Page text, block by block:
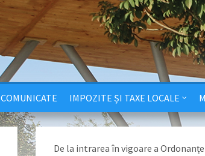
COMUNICATE IMPOZITE ȘI TAXE LOCALE
De la intrarea în vigoare a